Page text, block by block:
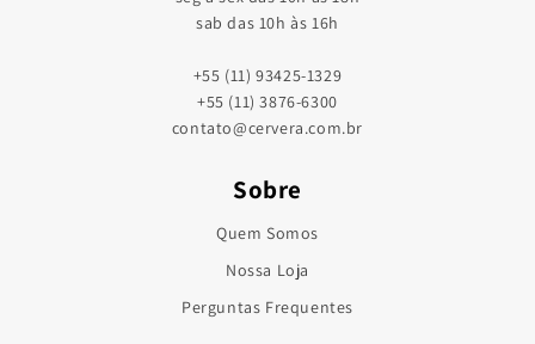
sab das 10h às 16h
+55 (11) 93425-1329
+55 (11) 3876-6300
contato@cervera.com.br
Sobre
Quem Somos
Nossa Loja
Perguntas Frequentes